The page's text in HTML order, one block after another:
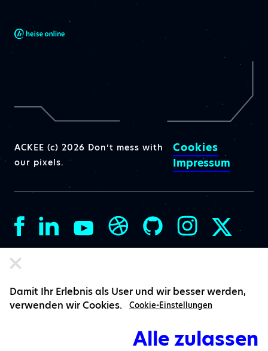
ACKEE (c) 2026 Don’t mess with
our pixels.
Cookies
Impressum
Damit Ihr Erlebnis als User und wir besser werden,
verwenden wir Cookies.
Cookie-Einstellungen
Alle zulassen